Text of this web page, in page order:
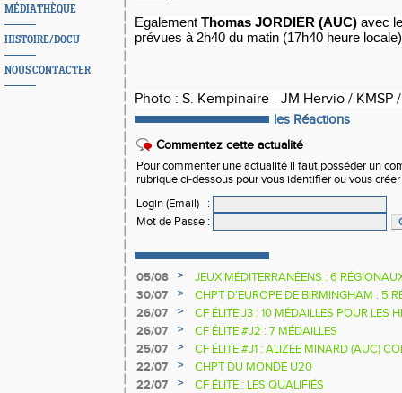
MÉDIATHÈQUE
HISTOIRE/DOCU
NOUS CONTACTER
Egalement Thomas JORDIER (AUC) avec
prévues à 2h40 du matin (17h40 heure locale)
Photo : S. Kempinaire - JM Hervio / KMSP
les Réactions
Commentez cette actualité
Pour commenter une actualité il faut posséder un
rubrique ci-dessous pour vous identifier ou vous
Login (Email)
:
Mot de Passe :
05/08 >
JEUX MÉDITERRANÉENS : 6
30/07
>
CHPT D'EUROPE DE BIRMINGHAM : 5
26/07
>
CF ÉLITE J3 : 10 MÉDAILLES POUR LES
26/07
>
CF ÉLITE #J2 : 7 MÉDAILLES
25/07
>
CF ÉLITE #J1 : ALIZÉE MINARD (AUC)
NATIONALE
22/07 >
CHPT DU MONDE U20
22/07
>
CF ÉLITE : LES QUALIFIÉS